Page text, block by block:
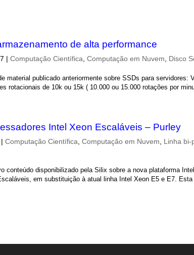
de alta performance
|Computação Científica ,Computação em Nuvem Disco
material publicado anteriormente sobre SSDs para servidores:
rotacionais de 10k ou 15k ( 10.000 ou 15.000 rotações por
Intel Xeon Escaláveis – Purley
|Computação Científica ,Computação em Nuvem Linha bi-
conteúdo disponibilizado pela Silix sobre a nova plataforma
em substituição à atual linha Intel Xeon E5 e E7.